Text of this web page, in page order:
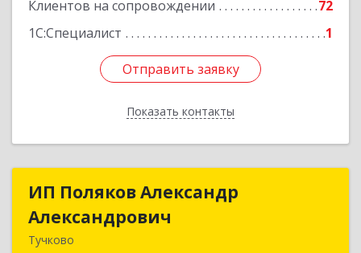
Клиентов на сопровождении
72
1С:Специалист
1
Отправить заявку
Показать контакты
Отправить заявку
Назад
ИП Поляков Александр
Александрович
Тучково
ИП Поляков Александр